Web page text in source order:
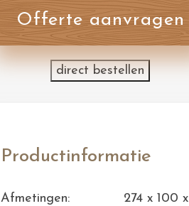
Offerte aanvragen
direct bestellen
Productinformatie
Afmetingen:
274 x 100 x